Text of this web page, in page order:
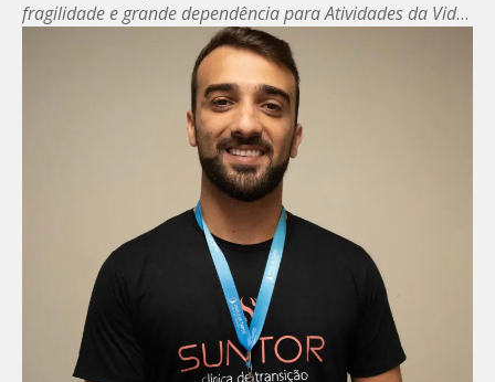
fragilidade e grande dependência para Atividades da Vida
Diária (AVD’s). Com o plano terapêutico individualizado,
atingimos os objetivos de forma mais rápida e cada vez
”, resume Vieira.